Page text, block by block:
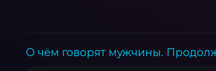
О чём говорят мужчины.